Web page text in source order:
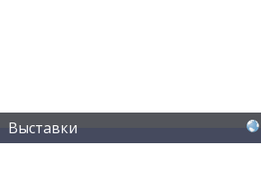
Выставки